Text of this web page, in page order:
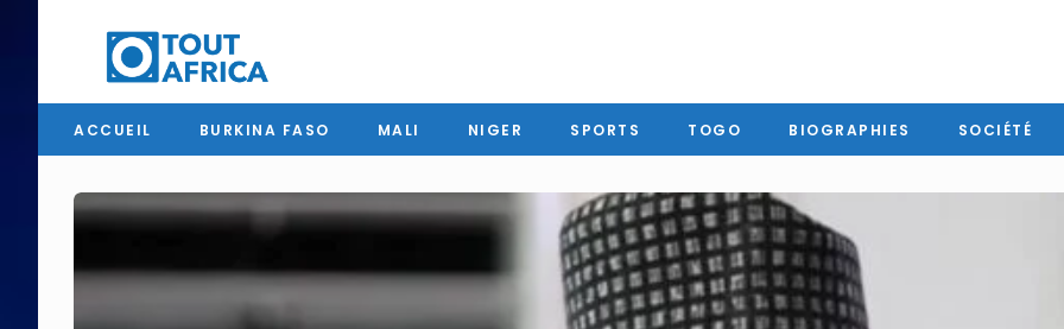
ACCUEIL BURKINA FASO MALI NIGER SPORTS TOGO BIOGRAPHIES SOCIÉTÉ